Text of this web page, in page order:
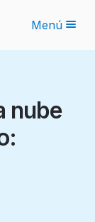
Menú
nube